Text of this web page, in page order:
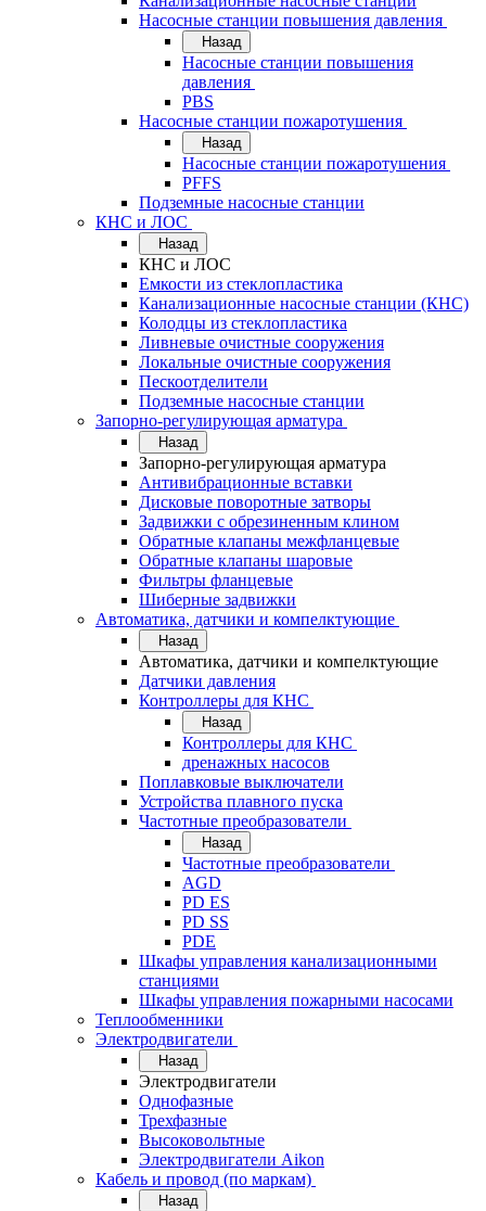
Насосные станции повышения давления
Назад
Насосные станции повышения
давления
PBS
Насосные станции пожаротушения
Назад
Насосные станции пожаротушения
PFFS
Подземные насосные станции
КНС и ЛОС
Назад
КНС и ЛОС
Емкости из стеклопластика
Канализационные насосные станции (КНС)
Колодцы из стеклопластика
Ливневые очистные сооружения
Локальные очистные сооружения
Пескоотделители
Подземные насосные станции
Запорно-регулирующая арматура
Назад
Запорно-регулирующая арматура
Антивибрационные вставки
Дисковые поворотные затворы
Задвижки с обрезиненным клином
Обратные клапаны межфланцевые
Обратные клапаны шаровые
Фильтры фланцевые
Шиберные задвижки
Автоматика, датчики и компелктующие
Назад
Автоматика, датчики и компелктующие
Датчики давления
Контроллеры для КНС
Назад
Контроллеры для КНС
дренажных насосов
Поплавковые выключатели
Устройства плавного пуска
Частотные преобразователи
Назад
Частотные преобразователи
AGD
PD ES
PD SS
PDE
Шкафы управления канализационными
станциями
Шкафы управления пожарными насосами
Теплообменники
Электродвигатели
Назад
Электродвигатели
Однофазные
Трехфазные
Высоковольтные
Электродвигатели Aikon
Кабель и провод (по маркам)
Назад